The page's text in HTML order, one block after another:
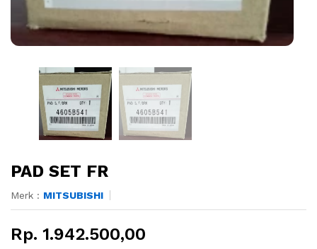
PAD SET FR
Merk : MITSUBISHI
Rp. 1.942.500,00